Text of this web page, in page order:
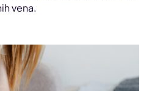
vena.